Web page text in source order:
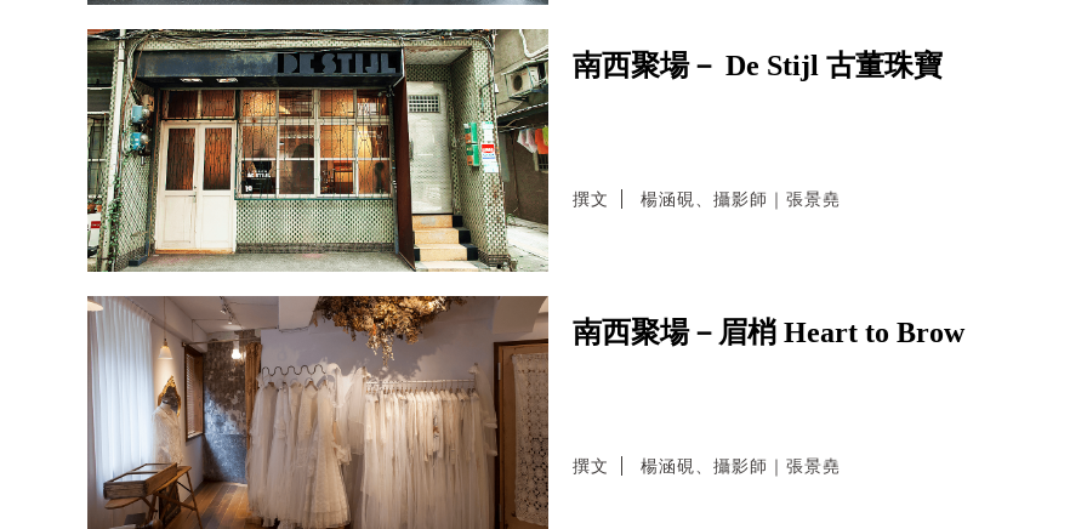
南西聚場－ De Stijl 古董珠寶
撰文 楊涵硯、攝影師｜張景堯
南西聚場－眉梢 Heart to Brow
撰文 楊涵硯、攝影師｜張景堯